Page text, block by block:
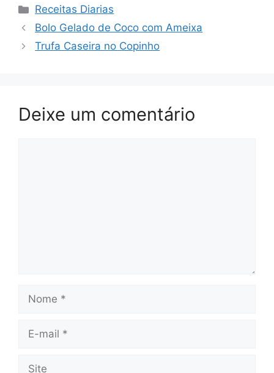
Categorias
Receitas Diarias
Bolo Gelado de Coco com Ameixa
Trufa Caseira no Copinho
Deixe um comentário
Nome
Site